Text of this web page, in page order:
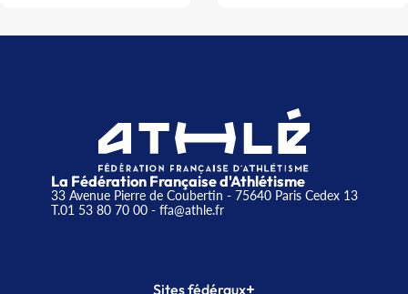
La Fédération Française d'Athlétisme
33 Avenue Pierre de Coubertin - 75640 Paris Cedex 13
T.01 53 80 70 00- ffa@athle.fr
Sites fédéraux+